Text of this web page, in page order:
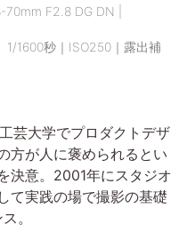
F2.8 DG DN |
1600秒｜ISO250｜露出補
芸大学でプロダクトデザ
方が人に褒められるとい
決意。2001年にスタジオ
て実践の場で撮影の基礎
。